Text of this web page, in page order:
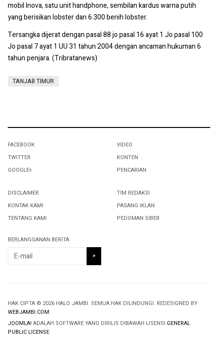
mobil Inova, satu unit handphone, sembilan kardus warna putih
yang berisikan lobster dan 6.300 benih lobster.
Tersangka dijerat dengan pasal 88 jo pasal 16 ayat 1 Jo pasal 100
Jo pasal 7 ayat 1 UU 31 tahun 2004 dengan ancaman hukuman 6
tahun penjara. (Tribratanews)
TANJAB TIMUR
FACEBOOK
TWITTER
GOOGLE+
VIDEO
KONTEN
PENCARIAN
DISCLAIMER
KONTAK KAMI
TENTANG KAMI
TIM REDAKSI
PASANG IKLAN
PEDOMAN SIBER
BERLANGGANAN BERITA
HAK CIPTA © 2026 HALO JAMBI. SEMUA HAK DILINDUNGI. REDESIGNED BY
WEBJAMBI.COM.
JOOMLA! ADALAH SOFTWARE YANG DIRILIS DIBAWAH LISENSI GENERAL
PUBLIC LICENSE.